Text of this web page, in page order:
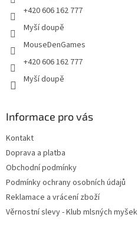
+420 606 162 777
Myší doupě
MouseDenGames
+420 606 162 777
Myší doupě
Informace pro vás
Kontakt
Doprava a platba
Obchodní podmínky
Podmínky ochrany osobních údajů
Reklamace a vrácení zboží
Věrnostní slevy - Klub mlsných myšek